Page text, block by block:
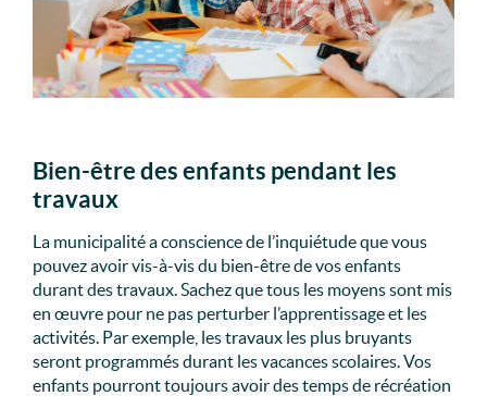
Bien-être des enfants pendant les
travaux
La municipalité a conscience de l’inquiétude que vous
pouvez avoir vis-à-vis du bien-être de vos enfants
durant des travaux. Sachez que tous les moyens sont mis
en œuvre pour ne pas perturber l’apprentissage et les
activités. Par exemple, les travaux les plus bruyants
seront programmés durant les vacances scolaires. Vos
enfants pourront toujours avoir des temps de récréation